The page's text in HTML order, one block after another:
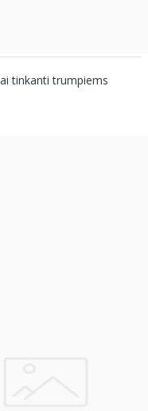
tinkanti trumpiems